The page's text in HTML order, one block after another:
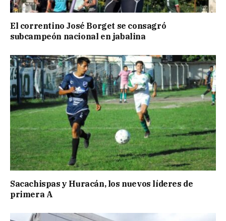
El correntino José Borget se consagró
subcampeón nacional en jabalina
Sacachispas y Huracán, los nuevos líderes de
primera A